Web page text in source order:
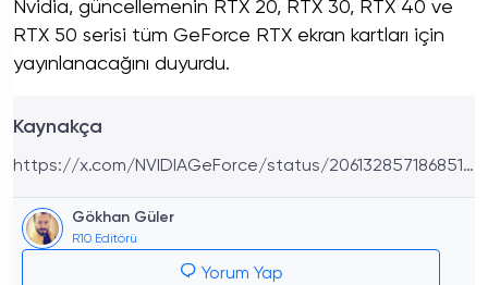
Nvidia, güncellemenin RTX 20, RTX 30, RTX 40 ve
RTX 50 serisi tüm GeForce RTX ekran kartları için
yayınlanacağını duyurdu.
Kaynakça
https://x.com/NVIDIAGeForce/status/2061328571868512
Gökhan Güler
R10 Editörü
Yorum Yap